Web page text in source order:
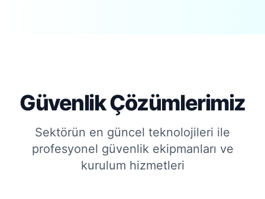
Güvenlik Çözümlerimiz
Sektörün en güncel teknolojileri ile
profesyonel güvenlik ekipmanları ve
kurulum hizmetleri